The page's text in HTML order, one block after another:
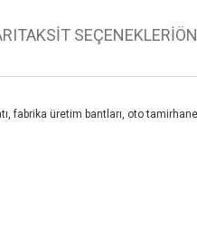
TAKSİT SEÇENEKLERİ
fabrika üretim bantları, oto